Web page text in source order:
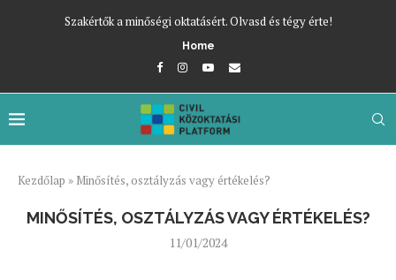
Szakértők a minőségi oktatásért. Olvasd és tégy érte!
Home
Kezdőlap » Minősítés, osztályzás vagy értékelés?
MINŐSÍTÉS, OSZTÁLYZÁS VAGY ÉRTÉKELÉS?
11/01/2024